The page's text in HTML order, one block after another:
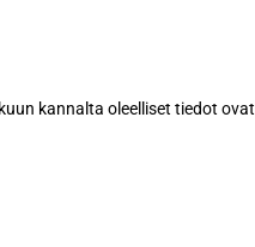
kannalta oleelliset tiedot ovat